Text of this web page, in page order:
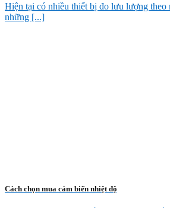
Hiện tại có nhiều thiết bị đo lưu lượng theo
những [...]
Cách chọn mua cảm biến nhiệt độ